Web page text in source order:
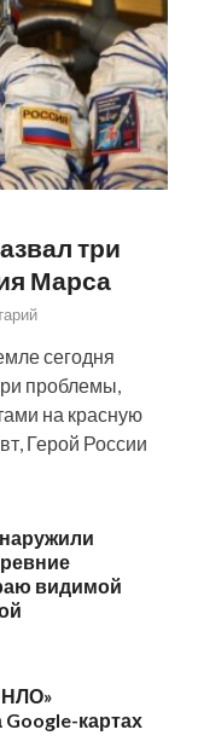
три
Марса
сегодня
проблемы,
на красную
Герой России
видимой
НЛО»
картах